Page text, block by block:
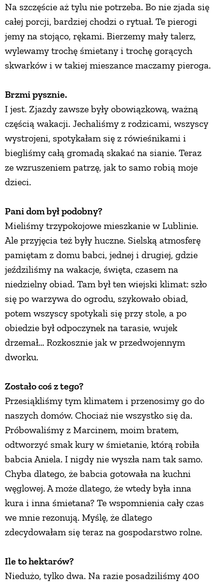
Na szczęście aż tylu nie potrzeba. Bo nie zjada się
całej porcji, bardziej chodzi o rytuał. Te pierogi
jemy na stojąco, rękami. Bierzemy mały talerz,
wylewamy trochę śmietany i trochę gorących
skwarków i w takiej mieszance maczamy pieroga.
Brzmi pysznie.
I jest. Zjazdy zawsze były obowiązkową, ważną
częścią wakacji. Jechaliśmy z rodzicami, wszyscy
wystrojeni, spotykałam się z rówieśnikami i
biegliśmy całą gromadą skakać na sianie. Teraz
ze wzruszeniem patrzę, jak to samo robią moje
dzieci.
Pani dom był podobny?
Mieliśmy trzypokojowe mieszkanie w Lublinie.
Ale przyjęcia też były huczne. Sielską atmosferę
pamiętam z domu babci, jednej i drugiej, gdzie
jeździliśmy na wakacje, święta, czasem na
niedzielny obiad. Tam był ten wiejski klimat: szło
się po warzywa do ogrodu, szykowało obiad,
potem wszyscy spotykali się przy stole, a po
obiedzie był odpoczynek na tarasie, wujek
drzemał... Rozkosznie jak w przedwojennym
dworku.
Zostało coś z tego?
Przesiąkliśmy tym klimatem i przenosimy go do
naszych domów. Chociaż nie wszystko się da.
Próbowaliśmy z Marcinem, moim bratem,
odtworzyć smak kury w śmietanie, którą robiła
babcia Aniela. I nigdy nie wyszła nam tak samo.
Chyba dlatego, że babcia gotowała na kuchni
węglowej. A może dlatego, że wtedy była inna
kura i inna śmietana? Te wspomnienia cały czas
we mnie rezonują. Myślę, że dlatego
zdecydowałam się teraz na gospodarstwo rolne.
Ile to hektarów?
Niedużo, tylko dwa. Na razie posadziliśmy 400